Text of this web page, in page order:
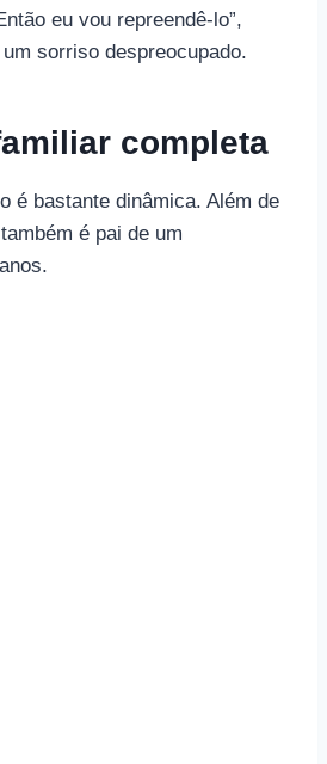
eu vou repreendê-lo”,
sorriso despreocupado.
completa
é bastante dinâmica. Além de
é pai de um